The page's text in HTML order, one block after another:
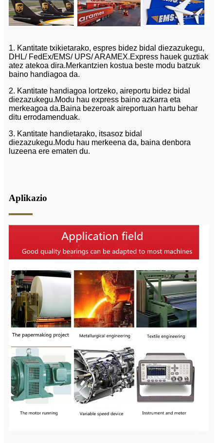
1. Kantitate txikietarako, espres bidez bidal diezazukegu,
DHL/ FedEx/EMS/ UPS/ ARAMEX.Express hauek guztiak
atez atekoa dira.Merkantzien kostua beste modu batzuk
baino handiagoa da.
2. Kantitate handiagoa lortzeko, aireportu bidez bidal
diezazukegu.Modu hau express baino azkarra eta
merkeagoa da.Baina bezeroak aireportuan hartu behar
ditu errodamenduak.
3. Kantitate handietarako, itsasoz bidal
diezazukegu.Modu hau merkeena da, baina denbora
luzeena ere ematen du.
Aplikazio